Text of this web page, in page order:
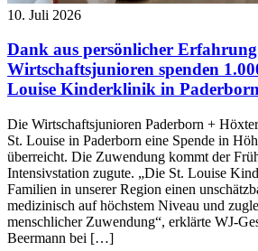
10. Juli 2026
Dank aus persönlicher
Wirtschaftsjunioren spenden
Louise Kinderklinik in
Die Wirtschaftsjunioren Paderborn +
St. Louise in Paderborn eine Spende in
überreicht. Die Zuwendung kommt der
Intensivstation zugute. „Die St. Louise
Familien in unserer Region einen
medizinisch auf höchstem Niveau und
menschlicher Zuwendung“, erklärte WJ-
Beermann bei […]